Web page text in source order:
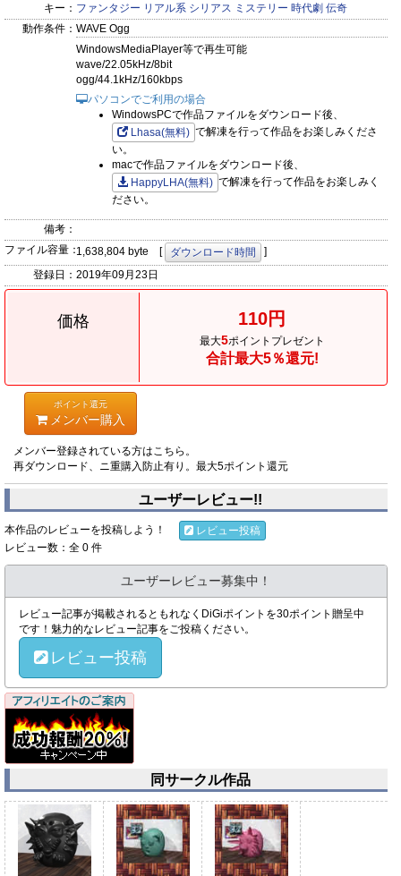
キー： ファンタジー リアル系 シリアス ミステリー 時代劇 伝奇
動作条件： WAVE Ogg
WindowsMediaPlayer等で再生可能
wave/22.05kHz/8bit
ogg/44.1kHz/160kbps
パソコンでご利用の場合
WindowsPCで作品ファイルをダウンロード後、
Lhasa(無料) で解凍を行って作品をお楽しみくださ
い。
macで作品ファイルをダウンロード後、
HappyLHA(無料) で解凍を行って作品をお楽しみく
ださい。
備考：
ファイル容量：1,638,804 byte [ ダウンロード時間
]
登録日： 2019年09月23日
価格 110円
最大5ポイントプレゼント
合計最大5％還元!
ポイント還元
メンバー購入
メンバー登録されている方はこちら。
再ダウンロード、ニ重購入防止有り。最大5ポイント還元
ユーザーレビュー!!
本作品のレビューを投稿しよう！
レビュー投稿
レビュー数：全 0 件
ユーザーレビュー募集中！
レビュー記事が掲載されるともれなくDiGiポイントを30ポイント贈呈中
です！魅力的なレビュー記事をご投稿ください。
レビュー投稿
同サークル作品